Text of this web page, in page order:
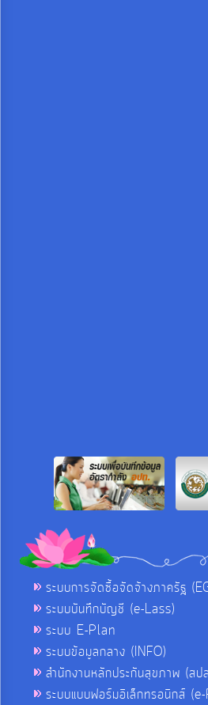
ระบบการจัดซื้อจัดจ้างภาครัฐ
ระบบบันทึกบัญชี (e-Lass)
ระบบ E-Plan
ระบบข้อมูลกลาง (INFO)
สำนักงานหลักประกันสุขภาพ (สป
ระบบแบบฟอร์มอิเล็กทรอนิกส์